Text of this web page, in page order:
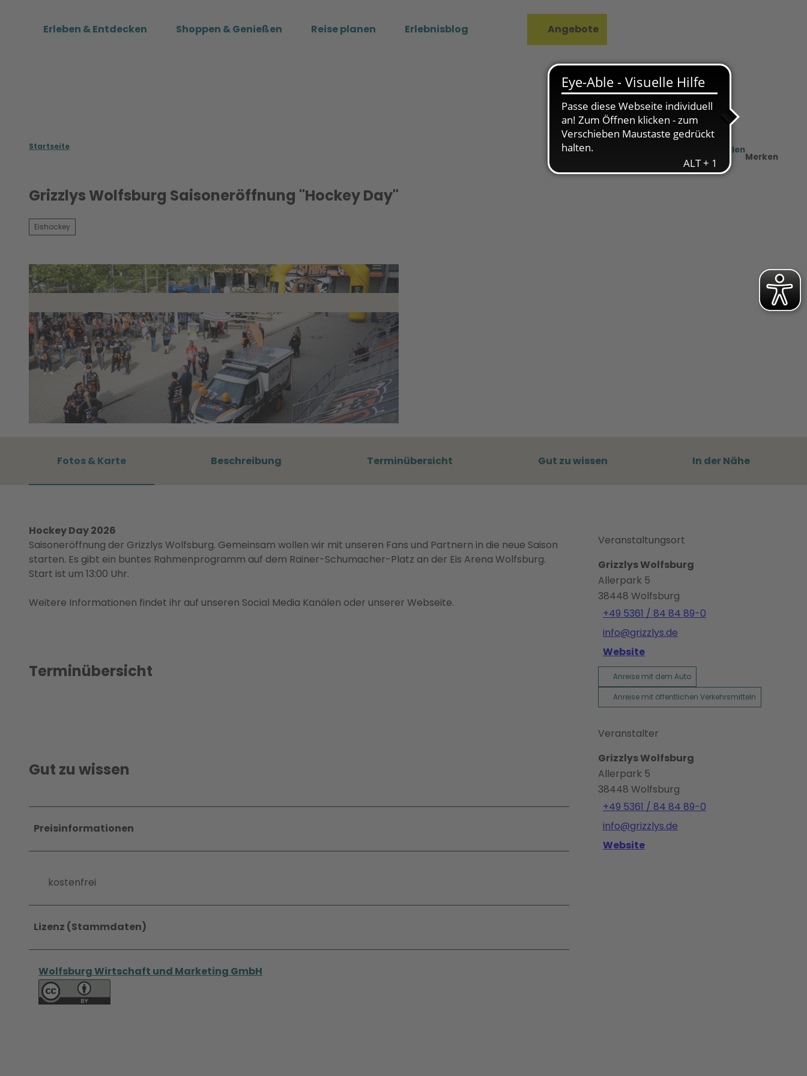
Erleben & Entdecken Shoppen & Genießen Reise planen Erlebnisblog Angebote
Startseite
PDF
Teilen
Merken
Grizzlys Wolfsburg Saisoneröffnung "Hockey Day"
Eishockey
Fotos & Karte Beschreibung Terminübersicht Gut zu wissen In der Nähe
Hockey Day 2026
Saisoneröffnung der Grizzlys Wolfsburg. Gemeinsam wollen wir mit unseren Fans und Partnern in die neue Saison
starten. Es gibt ein buntes Rahmenprogramm auf dem Rainer-Schumacher-Platz an der Eis Arena Wolfsburg.
Start ist um 13:00 Uhr.
Weitere Informationen findet ihr auf unseren Social Media Kanälen oder unserer Webseite.
Terminübersicht
Gut zu wissen
Preisinformationen
kostenfrei
Lizenz (Stammdaten)
Wolfsburg Wirtschaft und Marketing GmbH
Veranstaltungsort
Grizzlys Wolfsburg
Allerpark 5
38448 Wolfsburg
+49 5361 / 84 84 89-0
info@grizzlys.de
Website
Anreise mit dem Auto
Anreise mit öffentlichen Verkehrsmitteln
Veranstalter
Grizzlys Wolfsburg
Allerpark 5
38448 Wolfsburg
+49 5361 / 84 84 89-0
info@grizzlys.de
Website